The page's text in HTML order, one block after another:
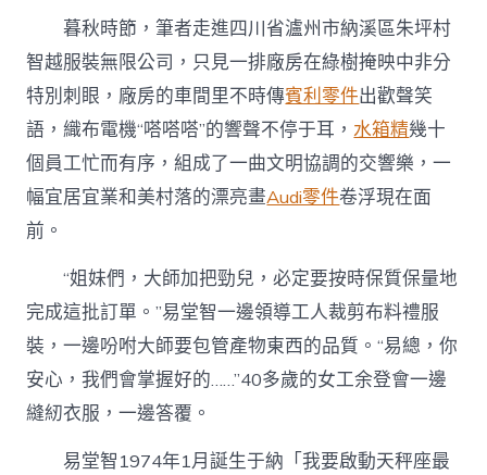
30
年
的
保
持
歸
納
OSDER
奧
斯
北
汽
車
人
生
真
暮秋時節，筆者走進四川省瀘州市納溪區朱坪村
智越服裝無限公司，只見一排廠房在綠樹掩映中非分
特別刺眼，廠房的車間里不時傳賓利零件出歡聲笑
語，織布電機“嗒嗒嗒”的響聲不停于耳，水箱精幾十
個員工忙而有序，組成了一曲文明協調的交響樂，一
幅宜居宜業和美村落的漂亮畫Audi零件卷浮現在面
前。
“姐妹們，大師加把勁兒，必定要按時保質保量地
完成這批訂單。”易堂智一邊領導工人裁剪布料禮服
裝，一邊吩咐大師要包管產物東西的品質。“易總，你
安心，我們會掌握好的……”40多歲的女工余登會一邊
縫紉衣服，一邊答覆。
易堂智1974年1月誕生于納「我要啟動天秤座最